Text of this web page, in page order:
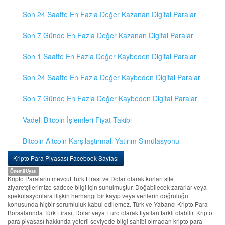
Son 24 Saatte En Fazla Değer Kazanan Digital Paralar
Son 7 Günde En Fazla Değer Kazanan Digital Paralar
Son 1 Saatte En Fazla Değer Kaybeden Digital Paralar
Son 24 Saatte En Fazla Değer Kaybeden Digital Paralar
Son 7 Günde En Fazla Değer Kaybeden Digital Paralar
Vadeli Bitcoin İşlemleri Fiyat Takibi
Bitcoin Altcoin Karşılaştırmalı Yatırım Simülasyonu
Kripto Para Piyasası Facebook Sayfası
Önemli Uyarı
Kripto Paraların mevcut Türk Lirası ve Dolar olarak kurları site
ziyaretçilerimize sadece bilgi için sunulmuştur. Doğabilecek zararlar veya
spekülasyonlara ilişkin herhangi bir kayıp veya verilerin doğruluğu
konusunda hiçbir sorumluluk kabul edilemez. Türk ve Yabancı Kripto Para
Borsalarında Türk Lirası, Dolar veya Euro olarak fiyatları farklı olabilir. Kripto
para piyasası hakkında yeterli seviyede bilgi sahibi olmadan kripto para